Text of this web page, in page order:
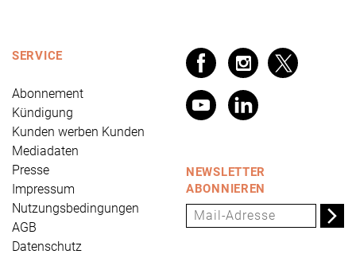
SERVICE
Abonnement
Kündigung
Kunden werben Kunden
Mediadaten
Presse
Impressum
Nutzungsbedingungen
AGB
Datenschutz
NEWSLETTER
ABONNIEREN